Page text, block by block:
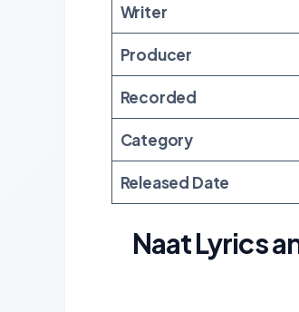
Writer
Producer
Recorded
Category
Released Date
Naat Lyrics